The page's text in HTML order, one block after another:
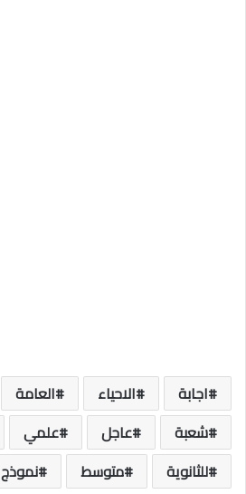
اجابة الاحياء العامة
شعبة
عاجل علمي
للثانوية
متوسط نموذج